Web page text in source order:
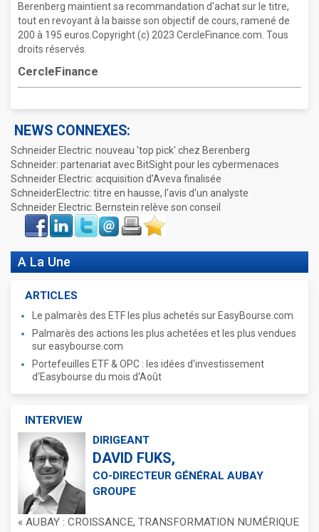
Berenberg maintient sa recommandation d'achat sur le titre,
tout en revoyant à la baisse son objectif de cours, ramené de
200 à 195 euros.Copyright (c) 2023 CercleFinance.com. Tous
droits réservés.
CercleFinance
NEWS CONNEXES:
Schneider Electric: nouveau 'top pick' chez Berenberg
Schneider: partenariat avec BitSight pour les cybermenaces
Schneider Electric: acquisition d'Aveva finalisée
SchneiderElectric: titre en hausse, l'avis d'un analyste
Schneider Electric: Bernstein relève son conseil
Face
book
LinkIn Twitter Envoyer ImprimerFavoris
A La Une
ARTICLES
Le palmarès des ETF les plus achetés sur EasyBourse.com
Palmarès des actions les plus achetées et les plus vendues
sur easybourse.com
Portefeuilles ETF & OPC : les idées d'investissement
d'Easybourse du mois d'Août
INTERVIEW
DIRIGEANT
DAVID FUKS,
CO-DIRECTEUR GÉNÉRAL AUBAY
GROUPE
« AUBAY : CROISSANCE, TRANSFORMATION NUMÉRIQUE